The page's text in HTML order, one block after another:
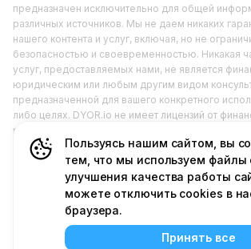
Пользуясь нашим сайтом, вы
тем, что мы используем файлы
улучшения качества работы
можете отключить cookies в
браузера.
Принять все
предназначен исключительно для общей
различных источников. Мы не даем никаких
нашего контента и услуг, включая, но не
безопасностью и своевременностью. Никакая
услуг, предоставляемых нами, не является
юридическим или любым другим видом
предназначенной для вашего конкретного
либо целях. DYOR.io не имеет лицензий от
регулирующих органов и не занимается
продвигает их. Любое использование или
и услуги осуществляется исключительно на ваш
должны проводить собственное исследование,
анализировать наш контент и услуги перед тем,
них или использовать их. Это соответствует